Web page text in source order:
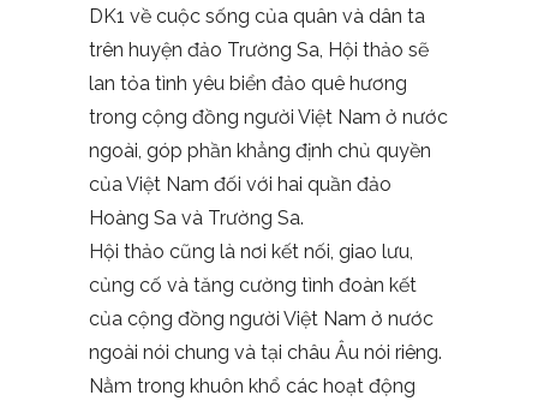
DK1 về cuộc sống của quân và dân ta
trên huyện đảo Trường Sa, Hội thảo sẽ
lan tỏa tình yêu biển đảo quê hương
trong cộng đồng người Việt Nam ở nước
ngoài, góp phần khẳng định chủ quyền
của Việt Nam đối với hai quần đảo
Hoàng Sa và Trường Sa.
Hội thảo cũng là nơi kết nối, giao lưu,
củng cố và tăng cường tình đoàn kết
của cộng đồng người Việt Nam ở nước
ngoài nói chung và tại châu Âu nói riêng.
Nằm trong khuôn khổ các hoạt động